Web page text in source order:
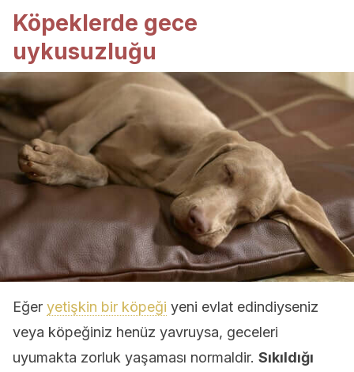
Köpeklerde gece
uykusuzluğu
Eğer yetişkin bir köpeği yeni evlat edindiyseniz
veya köpeğiniz henüz yavruysa, geceleri
uyumakta zorluk yaşaması normaldir. Sıkıldığı